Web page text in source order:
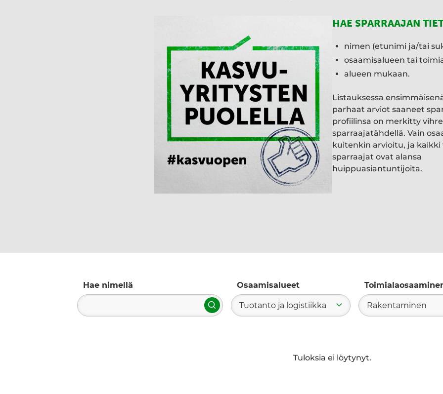
HAE SPARRAAJAN
nimen (etunimi ja/tai
osaamisalueen tai
alueen mukaan.
Listauksessa
parhaat arviot saaneet
profiilinsa on merkitty
sparraajatähdellä. Vain
kuitenkin arvioitu, ja
sparraajat ovat alansa
huippuasiantuntijoita.
Hae nimellä
Hae
Osaamisalueet
Tuotanto ja logistiikka Rakentaminen
Tuloksia ei löytynyt.